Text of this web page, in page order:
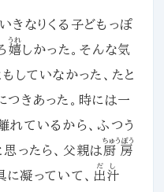
きなりくる子どもっぽ
嬉
うれ
しかった。そんな気
していなかった、たと
つきあった。時には一
れているから、ふつう
ったら、父親は 厨房
ちゅうぼう
凝っていて、 出汁
だし